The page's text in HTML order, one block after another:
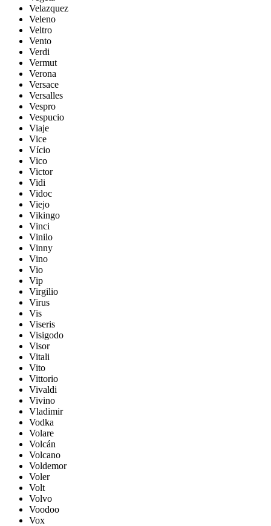
Velazquez
Veleno
Veltro
Vento
Verdi
Vermut
Verona
Versace
Versalles
Vespro
Vespucio
Viaje
Vice
Vício
Vico
Victor
Vidi
Vidoc
Viejo
Vikingo
Vinci
Vinilo
Vinny
Vino
Vio
Vip
Virgilio
Virus
Vis
Viseris
Visigodo
Visor
Vitali
Vito
Vittorio
Vivaldi
Vivino
Vladimir
Vodka
Volare
Volcán
Volcano
Voldemor
Voler
Volt
Volvo
Voodoo
Vox